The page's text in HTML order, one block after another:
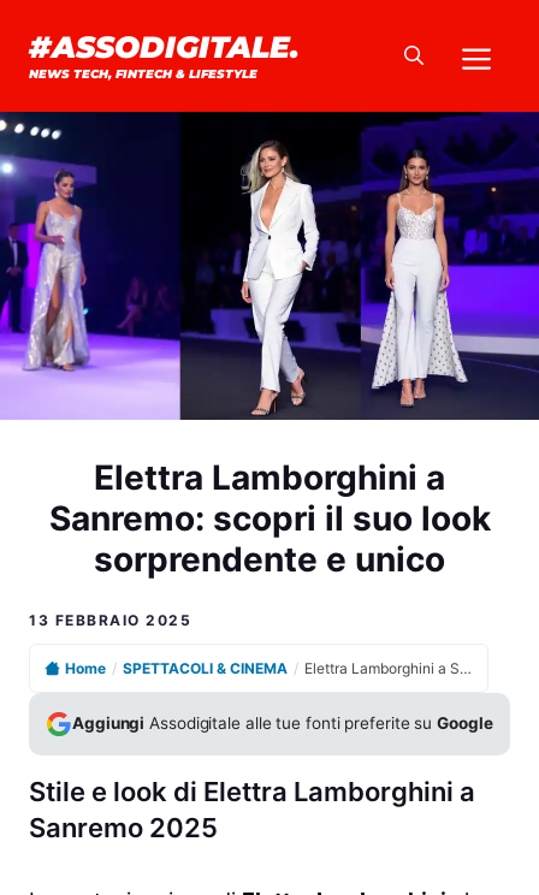
contenuto
#ASSODIGITALE.
NEWS TECH, FINTECH & LIFESTYLE
Elettra Lamborghini a
Sanremo: scopri il suo look
sorprendente e unico
13 FEBBRAIO 2025
Home / SPETTACOLI & CINEMA / Elettra Lamborghini a Sanremo: scopri il suo look sorprendente e unico
Aggiungi Assodigitale alle tue fonti preferite suGoogle
Stile e look di Elettra Lamborghini a
Sanremo 2025